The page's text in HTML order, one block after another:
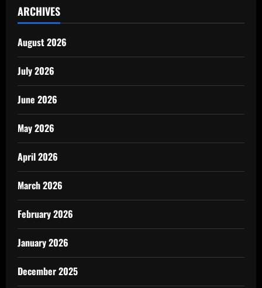
ARCHIVES
August 2026
July 2026
June 2026
May 2026
April 2026
March 2026
February 2026
January 2026
December 2025